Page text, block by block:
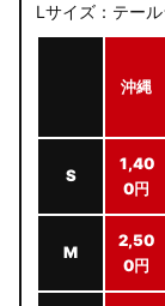
Lサイズ：テー
沖縄
S
1,40
0円
M
2,50
0円